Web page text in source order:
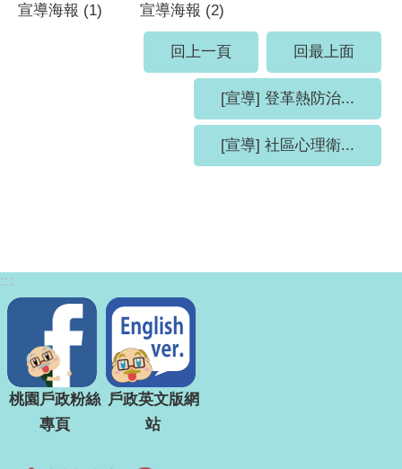
宣導海報 (1) 宣導海報 (2)
回上一頁 回最上面
[宣導] 登革熱防治...
[宣導] 社區心理衛...
:::
桃園戶政粉絲
專頁
戶政英文版網
站